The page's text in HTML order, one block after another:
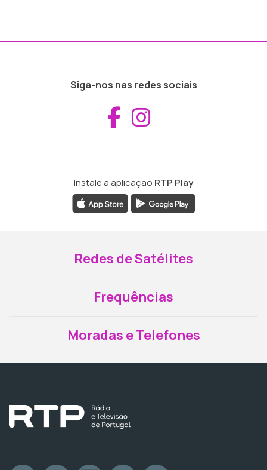
Siga-nos nas redes sociais
Aceder ao
Instale a aplicação RTP Play
Redes de Satélites
Frequências
Moradas e Telefones